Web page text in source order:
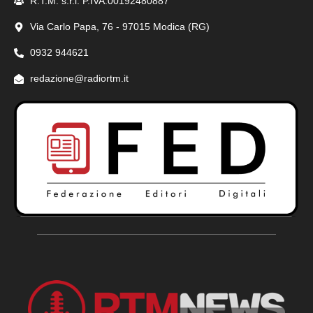
Via Carlo Papa, 76 - 97015 Modica (RG)
0932 944621
redazione@radiortm.it